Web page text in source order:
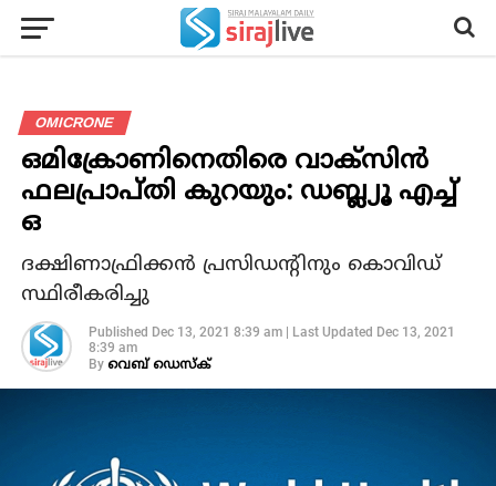
OMICRONE
ഒമിക്രോണിനെതിരെ വാക്‌സിന്‍
ഫലപ്രാപ്തി കുറയും: ഡബ്ല്യൂ എച്ച്
ഒ
ദക്ഷിണാഫ്രിക്കന്‍ പ്രസിഡന്റിനും കൊവിഡ്
സ്ഥിരീകരിച്ചു
Published Dec 13, 2021 8:39 am| Last Updated Dec 13, 2021
8:39 am
By വെബ് ഡെസ്‌ക്